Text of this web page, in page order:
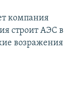
компания
строит АЭС в
возражения